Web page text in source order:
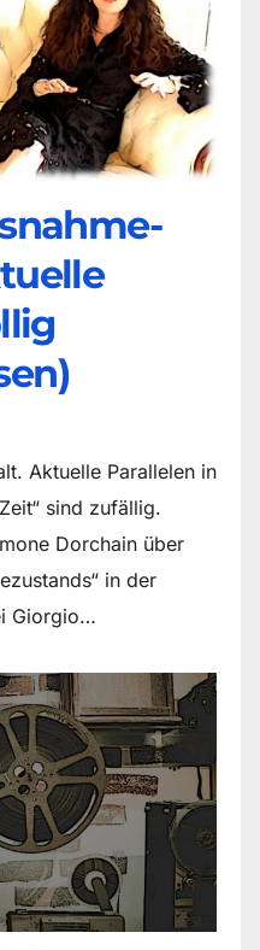
Aktuelle Parallelen in
sind zufällig.
Dorchain über
in der
Giorgio…